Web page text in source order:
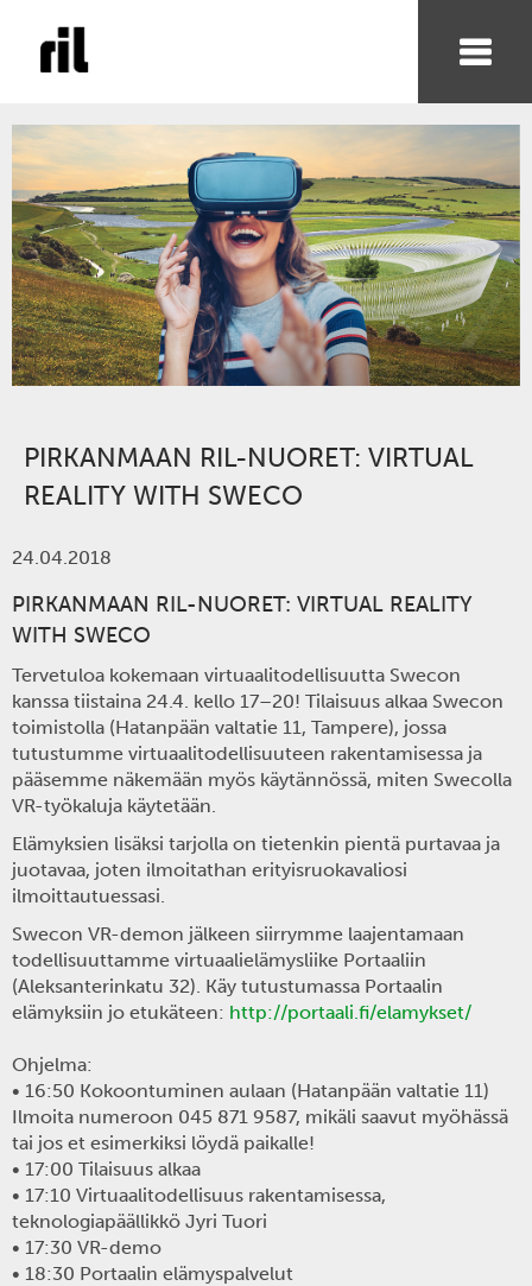
PIRKANMAAN RIL-NUORET: VIRTUAL
REALITY WITH SWECO
24.04.2018
PIRKANMAAN RIL-NUORET: VIRTUAL REALITY
WITH SWECO
Tervetuloa kokemaan virtuaalitodellisuutta Swecon
kanssa tiistaina 24.4. kello 17–20! Tilaisuus alkaa Swecon
toimistolla (Hatanpään valtatie 11, Tampere), jossa
tutustumme virtuaalitodellisuuteen rakentamisessa ja
pääsemme näkemään myös käytännössä, miten Swecolla
VR-työkaluja käytetään.
Elämyksien lisäksi tarjolla on tietenkin pientä purtavaa ja
juotavaa, joten ilmoitathan erityisruokavaliosi
ilmoittautuessasi.
Swecon VR-demon jälkeen siirrymme laajentamaan
todellisuuttamme virtuaalielämysliike Portaaliin
(Aleksanterinkatu 32). Käy tutustumassa Portaalin
elämyksiin jo etukäteen: http://portaali.fi/elamykset/
Ohjelma:
• 16:50 Kokoontuminen aulaan (Hatanpään valtatie 11)
Ilmoita numeroon 045 871 9587, mikäli saavut myöhässä
tai jos et esimerkiksi löydä paikalle!
• 17:00 Tilaisuus alkaa
• 17:10 Virtuaalitodellisuus rakentamisessa,
teknologiapäällikkö Jyri Tuori
• 17:30 VR-demo
• 18:30 Portaalin elämyspalvelut